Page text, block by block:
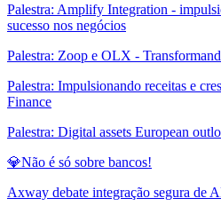
Palestra: Amplify Integration -
sucesso nos negócios
Palestra: Zoop e OLX -
Palestra: Impulsionando receitas e
Finance
Palestra: Digital assets European
💎Não é só sobre bancos!
Axway debate integração segura de